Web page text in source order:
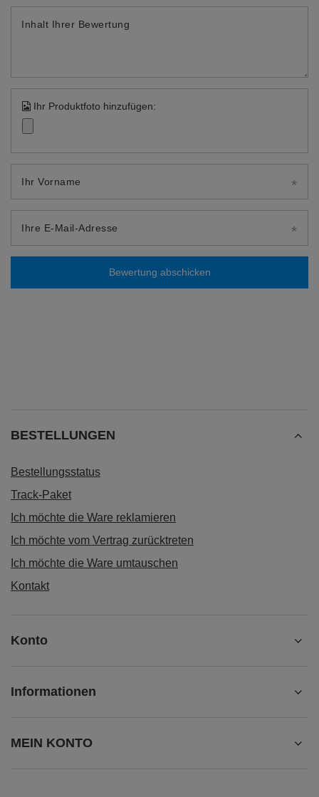
Inhalt Ihrer Bewertung
Ihr Produktfoto hinzufügen:
Ihr Vorname
Ihre E-Mail-Adresse
Bewertung abschicken
BESTELLUNGEN
Bestellungsstatus
Track-Paket
Ich möchte die Ware reklamieren
Ich möchte vom Vertrag zurücktreten
Ich möchte die Ware umtauschen
Kontakt
Konto
Informationen
MEIN KONTO